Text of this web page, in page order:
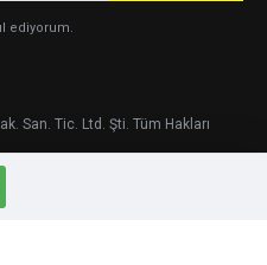
ediyorum.
San. Tic. Ltd. Şti. Tüm Hakları